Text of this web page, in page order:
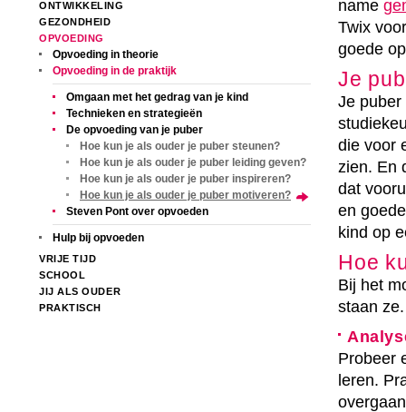
ONTWIKKELING
GEZONDHEID
OPVOEDING
Opvoeding in theorie
Opvoeding in de praktijk
Omgaan met het gedrag van je kind
Technieken en strategieën
De opvoeding van je puber
Hoe kun je als ouder je puber steunen?
Hoe kun je als ouder je puber leiding geven?
Hoe kun je als ouder je puber inspireren?
Hoe kun je als ouder je puber motiveren?
Steven Pont over opvoeden
Hulp bij opvoeden
VRIJE TIJD
SCHOOL
JIJ ALS OUDER
PRAKTISCH
name
Twix
goede
Je
Je
die voor
zien. En
dat
en
kind op
Hoe
Bij het
staan ze.
Probeer
leren.